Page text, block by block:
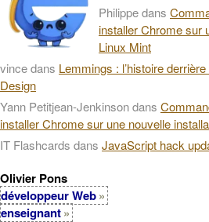
Philippedans
installer Chrome sur
Linux Mint
vincedans Lemmings : l’histoire
Design
Yann Petitjean-Jenkinsondans
installer Chrome sur une nouvelle
IT Flashcards dans JavaScript hack
Olivier Pons
développeur Web
enseignant